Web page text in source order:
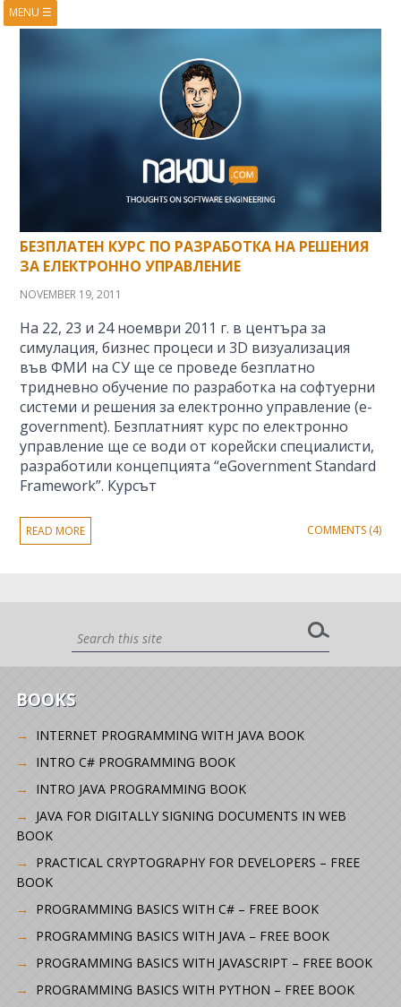
MENU ☰
БЕЗПЛАТЕН КУРС ПО РАЗРАБОТКА НА РЕШЕНИЯ
ЗА ЕЛЕКТРОННО УПРАВЛЕНИЕ
NOVEMBER 19, 2011
На 22, 23 и 24 ноември 2011 г. в центъра за
симулация, бизнес процеси и 3D визуализация
във ФМИ на СУ ще се проведе безплатно
тридневно обучение по разработка на софтуерни
системи и решения за електрoнно управление (e-
government). Безплатният курс по електронно
управление ще се води от корейски специалисти,
разработили концепцията “eGovernment Standard
Framework”. Курсът
READ MORE COMMENTS (4)
BOOKS
INTERNET PROGRAMMING WITH JAVA BOOK
INTRO C# PROGRAMMING BOOK
INTRO JAVA PROGRAMMING BOOK
JAVA FOR DIGITALLY SIGNING DOCUMENTS IN WEB
BOOK
PRACTICAL CRYPTOGRAPHY FOR DEVELOPERS – FREE
BOOK
PROGRAMMING BASICS WITH C# – FREE BOOK
PROGRAMMING BASICS WITH JAVA – FREE BOOK
PROGRAMMING BASICS WITH JAVASCRIPT – FREE BOOK
PROGRAMMING BASICS WITH PYTHON – FREE BOOK